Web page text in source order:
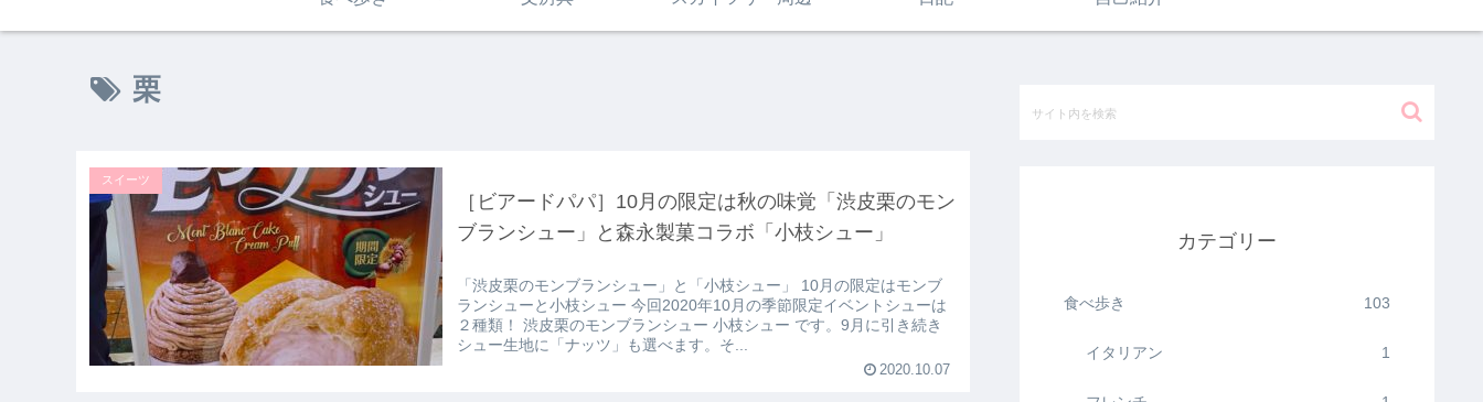
栗
スイーツ
［ビアードパパ］10月の限定は秋の味覚「渋皮栗のモン
ブランシュー」と森永製菓コラボ「小枝シュー」
「渋皮栗のモンブランシュー」と「小枝シュー」 10月の限定はモンブ
ランシューと小枝シュー 今回2020年10月の季節限定イベントシューは
２種類！ 渋皮栗のモンブランシュー 小枝シュー です。9月に引き続き
シュー生地に「ナッツ」も選べます。そ...
2020.10.07
カテゴリー
食べ歩き 103
イタリアン 1